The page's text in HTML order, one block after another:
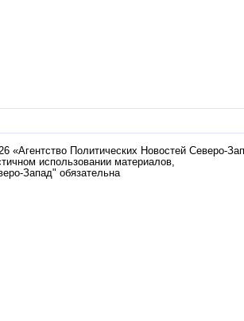
«Агентство Политических Новостей Северо-
использовании материалов,
Запад" обязательна